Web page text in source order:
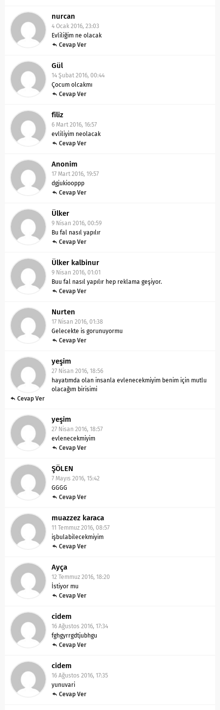
nurcan
4 Ocak 2016, 23:03
Evliliğim ne olacak
Cevap Ver
Gül
14 Şubat 2016, 00:44
Çocum olcakmı
Cevap Ver
filiz
6 Mart 2016, 16:57
evliliyim neolacak
Cevap Ver
Anonim
17 Mart 2016, 19:57
dgjukiooppp
Cevap Ver
Ülker
9 Nisan 2016, 00:59
Bu fal nasıl yapılır
Cevap Ver
Ülker kalbinur
9 Nisan 2016, 01:01
Buu fal nasıl yapılır hep reklama geşiyor.
Cevap Ver
Nurten
17 Nisan 2016, 01:38
Gelecekte is gorunuyormu
Cevap Ver
yeşim
27 Nisan 2016, 18:56
hayatımda olan insanla evlenecekmiyim benim için mutlu
olacağım birisimi
Cevap Ver
yeşim
27 Nisan 2016, 18:57
evlenecekmiyim
Cevap Ver
ŞÖLEN
7 Mayıs 2016, 15:42
GGGG
Cevap Ver
muazzez karaca
11 Temmuz 2016, 08:57
işbulabilecekmiyim
Cevap Ver
Ayça
12 Temmuz 2016, 18:20
İstiyor mu
Cevap Ver
cidem
16 Ağustos 2016, 17:34
fghgyrrgdtjubhgu
Cevap Ver
cidem
16 Ağustos 2016, 17:35
yunuvari
Cevap Ver